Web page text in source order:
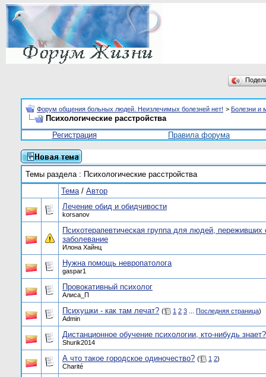
Форум общения больных людей. Неизлечимых болезней нет! > Болезни и
Психологические расстройства
Регистрация
Правила форума
Темы раздела: Психологические расстройства
Тема/ Автор
Лечение обид и обидчивости
korsanov
Психотерапевтическая группа для людей, переживших
заболевание
Илона Хайнц
Нужна помощь невропатолога
gaspar1
Провокативный психолог
Алиса_П
Психушки - как там лечат? ( 1 2 3 Последняя страница)
Admin
Дистанционное обучение психологии, кто-нибудь знает?
Shurik2014
А что такое городское одиночество? ( 1 2)
Charité